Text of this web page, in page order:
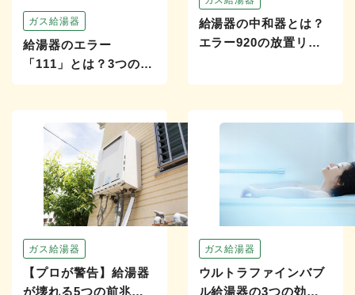
ガス給湯器
給湯器のエラー
「111」とは？3つのチ
ェック手順や修理・交
給湯器の中和器とは？
エラー920の放置リス
ガス給湯器
【プロが警告】給湯器
が壊れる5つの前兆！
ガス給湯器
ウルトラファインバブ
ル給湯器の3つの効